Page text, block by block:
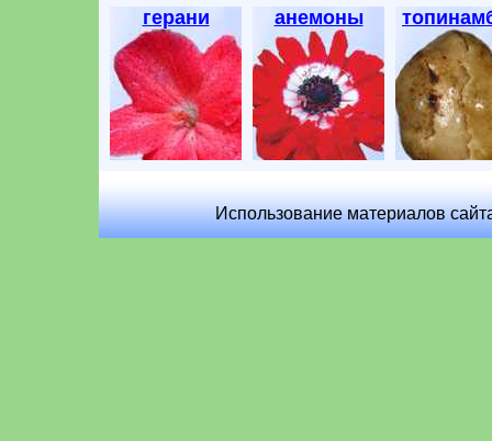
герани анемоны
Использование материалов